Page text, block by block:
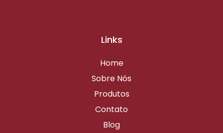
Links
Home
Sobre Nós
Produtos
Contato
Blog